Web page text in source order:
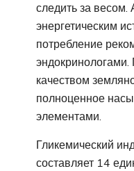
следить за весом.
энергетическим
потребление
качеством
полноценное
элементами.
Гликемический
составляет 14